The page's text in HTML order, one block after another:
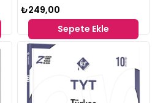
₺249,00
Sepete Ekle